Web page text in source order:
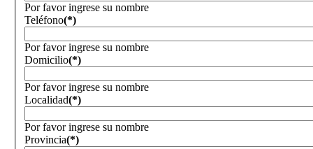
Por favor ingrese su nombre
Teléfono(*)
Por favor ingrese su nombre
Domicilio(*)
Por favor ingrese su nombre
Localidad(*)
Por favor ingrese su nombre
Provincia(*)